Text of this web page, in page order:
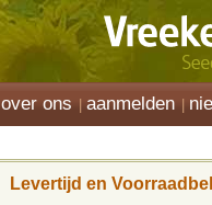
over ons aanmelden
Levertijd en